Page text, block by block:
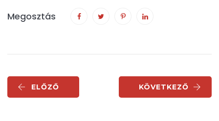
Megosztás
ELŐZŐ KÖVETKEZŐ